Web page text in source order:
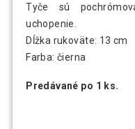
Tyče sú
uchopenie.
Dĺžka rukoväte: 13 cm
Farba: čierna
Predávané po 1 ks.